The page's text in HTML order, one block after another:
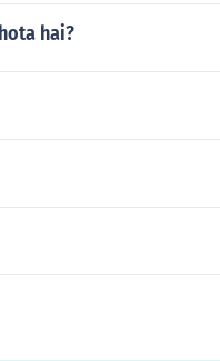
hai?